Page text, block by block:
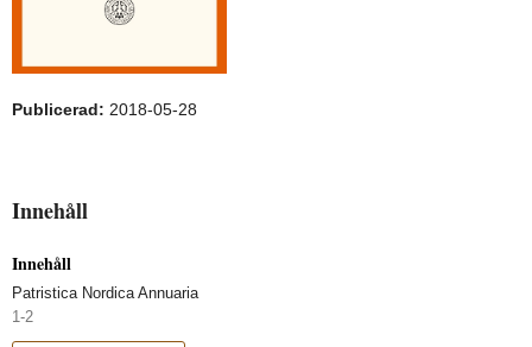
Publicerad: 2018-05-28
Innehåll
Innehåll
Patristica Nordica Annuaria
1-2